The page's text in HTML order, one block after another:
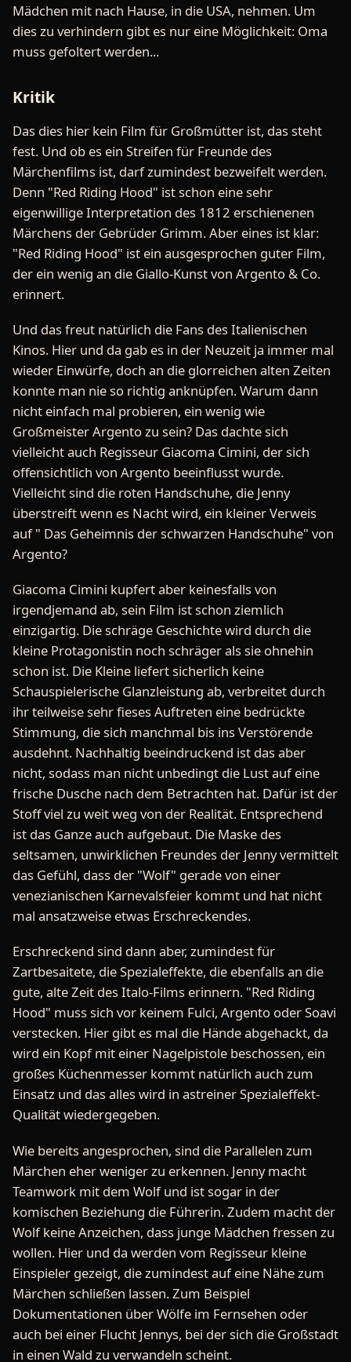
Mädchen mit nach Hause, in die USA, nehmen. Um
dies zu verhindern gibt es nur eine Möglichkeit: Oma
muss gefoltert werden...
Kritik
Das dies hier kein Film für Großmütter ist, das steht
fest. Und ob es ein Streifen für Freunde des
Märchenfilms ist, darf zumindest bezweifelt werden.
Denn "Red Riding Hood" ist schon eine sehr
eigenwillige Interpretation des 1812 erschienenen
Märchens der Gebrüder Grimm. Aber eines ist klar:
"Red Riding Hood" ist ein ausgesprochen guter Film,
der ein wenig an die Giallo-Kunst von Argento & Co.
erinnert.
Und das freut natürlich die Fans des Italienischen
Kinos. Hier und da gab es in der Neuzeit ja immer mal
wieder Einwürfe, doch an die glorreichen alten Zeiten
konnte man nie so richtig anknüpfen. Warum dann
nicht einfach mal probieren, ein wenig wie
Großmeister Argento zu sein? Das dachte sich
vielleicht auch Regisseur Giacoma Cimini, der sich
offensichtlich von Argento beeinflusst wurde.
Vielleicht sind die roten Handschuhe, die Jenny
überstreift wenn es Nacht wird, ein kleiner Verweis
auf " Das Geheimnis der schwarzen Handschuhe" von
Argento?
Giacoma Cimini kupfert aber keinesfalls von
irgendjemand ab, sein Film ist schon ziemlich
einzigartig. Die schräge Geschichte wird durch die
kleine Protagonistin noch schräger als sie ohnehin
schon ist. Die Kleine liefert sicherlich keine
Schauspielerische Glanzleistung ab, verbreitet durch
ihr teilweise sehr fieses Auftreten eine bedrückte
Stimmung, die sich manchmal bis ins Verstörende
ausdehnt. Nachhaltig beeindruckend ist das aber
nicht, sodass man nicht unbedingt die Lust auf eine
frische Dusche nach dem Betrachten hat. Dafür ist der
Stoff viel zu weit weg von der Realität. Entsprechend
ist das Ganze auch aufgebaut. Die Maske des
seltsamen, unwirklichen Freundes der Jenny vermittelt
das Gefühl, dass der "Wolf" gerade von einer
venezianischen Karnevalsfeier kommt und hat nicht
mal ansatzweise etwas Erschreckendes.
Erschreckend sind dann aber, zumindest für
Zartbesaitete, die Spezialeffekte, die ebenfalls an die
gute, alte Zeit des Italo-Films erinnern. "Red Riding
Hood" muss sich vor keinem Fulci, Argento oder Soavi
verstecken. Hier gibt es mal die Hände abgehackt, da
wird ein Kopf mit einer Nagelpistole beschossen, ein
großes Küchenmesser kommt natürlich auch zum
Einsatz und das alles wird in astreiner Spezialeffekt-
Qualität wiedergegeben.
Wie bereits angesprochen, sind die Parallelen zum
Märchen eher weniger zu erkennen. Jenny macht
Teamwork mit dem Wolf und ist sogar in der
komischen Beziehung die Führerin. Zudem macht der
Wolf keine Anzeichen, dass junge Mädchen fressen zu
wollen. Hier und da werden vom Regisseur kleine
Einspieler gezeigt, die zumindest auf eine Nähe zum
Märchen schließen lassen. Zum Beispiel
Dokumentationen über Wölfe im Fernsehen oder
auch bei einer Flucht Jennys, bei der sich die Großstadt
in einen Wald zu verwandeln scheint.